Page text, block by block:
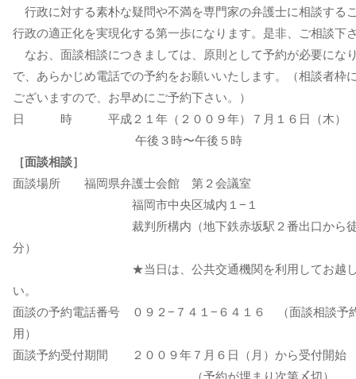
行政に対する素朴な疑問や不満を専門家の弁護士に相談する
行政の適正化を実現化する第一歩になります。是非、ご相談下
なお、面談相談につきましては、原則として予約が必要にな
で、あらかじめ電話での予約をお願いいたします。（相談者枠
ございますので、お早めにご予約下さい。）
日 時 平成２１年（２００９年）７月１６日（木
午後３時〜午後５時
［面談相談］
面談場所 福岡県弁護士会館 第２会議室
福岡市中央区城内１−１
裁判所構内（地下鉄赤坂駅２番出口から徒
分）
★当日は、公共交通機関を利用してお越し
い。
面談の予約電話番号 ０９２−７４１−６４１６ （面談相談予
用）
面談予約受付期間 ２００９年７月６日（月）から受付開始
（予約が埋まり次第〆切）